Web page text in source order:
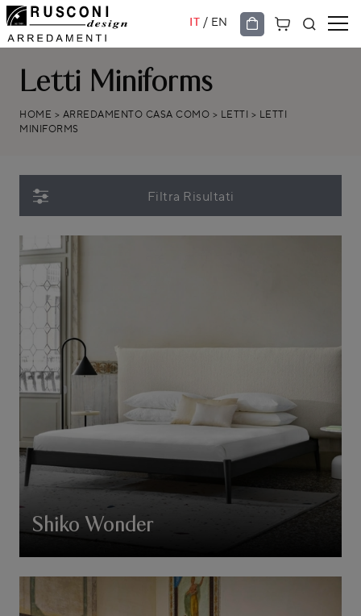
IT / EN
Letti Miniforms
HOME > ARREDAMENTO CASA COMO > LETTI > LETTI
MINIFORMS
Filtra Risultati
Shiko Wonder